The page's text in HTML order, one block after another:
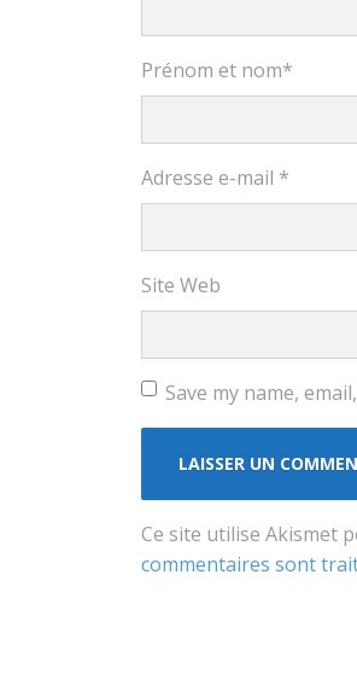
Prénom et nom*
Adresse e-mail *
Site Web
Save my name,
Ce site utilise Akismet
commentaires sont